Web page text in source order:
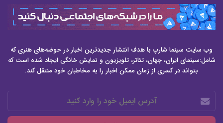
وب سایت سینما شارپ با هدف انتشار جدیدترین اخبار در حوضه‌های هنری که
شامل:سینمای ایران، جهان، تئاتر، تلویزیون و نمایش خانگی ایجاد شده است که
بتواند در کسری از زمان ممکن اخبار را به مخاطبان خود منتقل کند.
آدرس
ایمیل
خود